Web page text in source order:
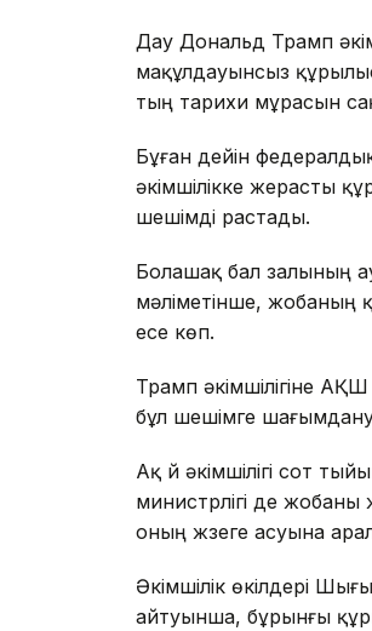
Дау Дональд Трамп
мақұлдауынсыз
тың тарихи мұрасын
Бұған дейін
әкімшілікке жерасты
шешімді растады.
Болашақ бал залының
мәліметінше, жобаның
есе көп.
Трамп әкімшілігіне
бұл шешімге
Ақ үй әкімшілігі сот
министрлігі де
оның жүзеге асуына
Әкімшілік өкілдері
айтуынша, бұрынғы